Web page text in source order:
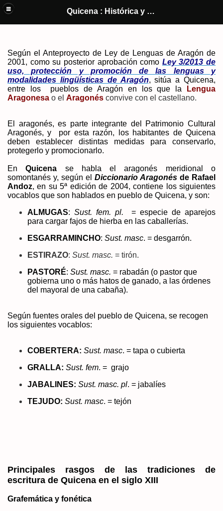
Quicena y El Castillo de Montearagón (Huesca) : Historia y cultura de
un pueblo
Quicena : Histórica y Cultural
Según el Anteproyecto de Ley de Lenguas de Aragón de
2001, como su posterior aprobación como Ley 3/2013 de
uso, protección y promoción de las lenguas y
modalidades lingüísticas de Aragón, sitúa a Quicena,
entre los pueblos de Aragón en los que la
Lengua
Aragonesa o el Aragonés convive con el castellano.
El aragonés, es parte integrante del Patrimonio Cultural
Aragonés, y por esta razón, los habitantes de Quicena
deben establecer distintas medidas para conservarlo,
protegerlo y promocionarlo.
EnQuicena se habla el aragonés meridional o
somontanés y, según el Diccionario Aragonés de Rafael
Andoz, en su 5ª edición de 2004, contiene los siguientes
vocablos que son hablados en pueblo de Quicena, y son:
ALMUGAS: Sust. fem. pl. = especie de aparejos
para cargar fajos de hierba en las caballerías.
ESGARRAMINCHO: Sust. masc. = desgarrón.
ESTIRAZO: Sust. masc. = tirón.
PASTORÉ: Sust. masc. = rabadán (o pastor que
gobierna uno o más hatos de ganado, a las órdenes
del mayoral de una cabaña).
Según fuentes orales del pueblo de Quicena, se recogen
los siguientes vocablos:
COBERTERA: Sust. masc. = tapa o cubierta
GRALLA: Sust. fem. = grajo
JABALINES: Sust. masc. pl. = jabalíes
TEJUDO: Sust. masc. = tejón
Principales rasgos de las tradiciones de
escritura de Quicena en el siglo XIII
Grafemática y fonética